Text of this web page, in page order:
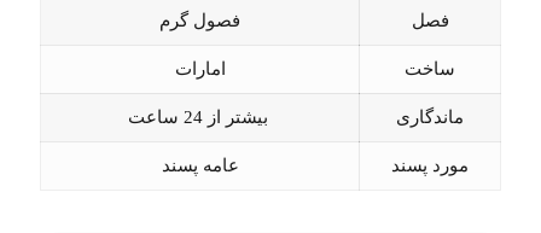
فصل فصول گرم
ساخت امارات
ماندگاری بیشتر از 24 ساعت
مورد پسند عامه پسند